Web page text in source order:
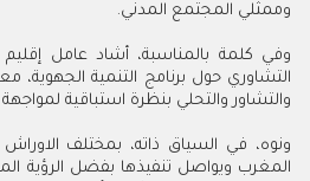
وممثلي المجتمع المدني.
وفي كلمة بالمناسبة، أشاد عامل
التشاوري حول برنامج التنمية الجهوية،
والتشاور والتحلي بنظرة استباقية
ونوه، في السياق ذاته، بمختلف الاوراش
المغرب ويواصل تنفيذها بفضل الرؤية